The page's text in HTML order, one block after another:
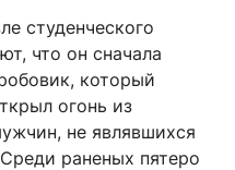
студенческого
что он сначала
который
огонь из
не являвшихся
раненых пятеро